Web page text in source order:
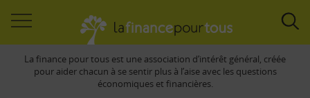
àLa finance pour tous est une association d’intérêt général, créée
pour aider chacun à se sentir plus à l’aise avec les questions
économiques et financières.